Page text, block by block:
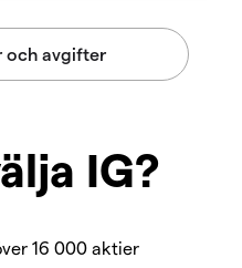
IG?
16 000 aktier